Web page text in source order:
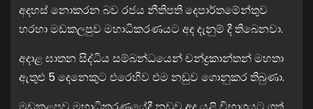
අදහස් නොකරන බව රජය නීතිපති දෙපාර්තමේන්තුව
හරහා මඩකලපුව මහාධිකරණයට අද දැනුම් දී තිබෙනවා.
අදාළ ඝාතන සිද්ධිය සම්බන්ධයෙන් චන්ද්‍රකාන්තන් මහතා
ඇතුළු 5 දෙනෙකුට එරෙහිව එම නඩුව ගොනුකර තිබුණා.